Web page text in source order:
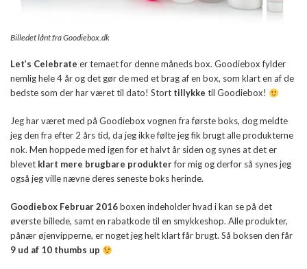
Billedet lånt fra Goodiebox.dk
Let’s Celebrate er temaet for denne måneds box. Goodiebox fylder
nemlig hele 4 år og det gør de med et brag af en box, som klart en af de
bedste som der har været til dato! Stort tillykke til Goodiebox!
Jeg har været med på Goodiebox vognen fra første boks, dog meldte
jeg den fra efter 2 års tid, da jeg ikke følte jeg fik brugt alle produkterne
nok. Men hoppede med igen for et halvt år siden og synes at det er
blevet klart mere brugbare produkterfor mig og derfor så synes jeg
også jeg ville nævne deres seneste boks herinde.
Goodiebox Februar 2016boxen indeholder hvad i kan se på det
øverste billede, samt en rabatkode til en smykkeshop. Alle produkter,
pånær øjenvipperne, er noget jeg helt klart får brugt. Så boksen den får
9 ud af 10 thumbs up